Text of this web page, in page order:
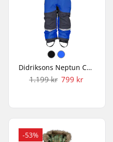
Didriksons Neptun Cover 3 Børn Flyverdragt
1.199 kr 799 kr
-53%